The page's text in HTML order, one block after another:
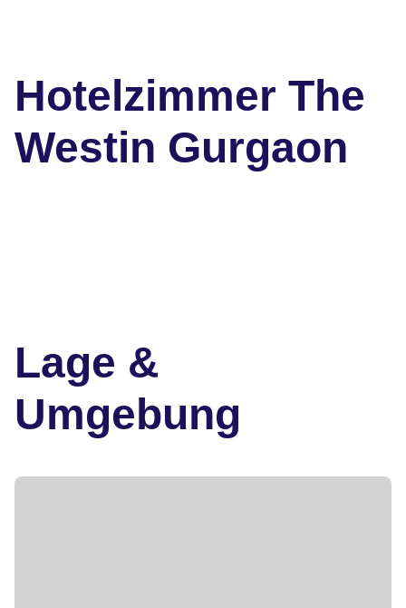
Hotelzimmer The
Westin Gurgaon
Lage &
Umgebung